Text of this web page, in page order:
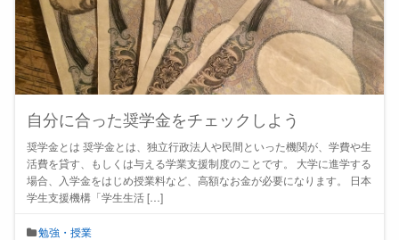
自分に合った奨学金をチェックしよう
奨学金とは 奨学金とは、独立行政法人や民間といった機関が、学費や生
活費を貸す、もしくは与える学業支援制度のことです。 大学に進学する
場合、入学金をはじめ授業料など、高額なお金が必要になります。 日本
学生支援機構「学生生活 […]
勉強・授業